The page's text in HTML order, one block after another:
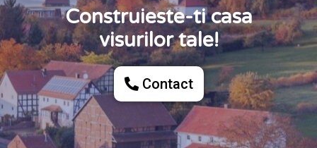
Construieste-ti casa
visurilor tale!
Contact